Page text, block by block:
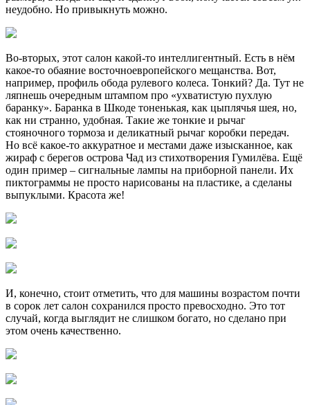
неудобно. Но привыкнуть можно.
Во-вторых, этот салон какой-то интеллигентный. Есть в нём
какое-то обаяние восточноевропейского мещанства. Вот,
например, профиль обода рулевого колеса. Тонкий? Да. Тут не
ляпнешь очередным штампом про «ухватистую пухлую
баранку». Баранка в Шкоде тоненькая, как цыплячья шея, но,
как ни странно, удобная. Такие же тонкие и рычаг
стояночного тормоза и деликатный рычаг коробки передач.
Но всё какое-то аккуратное и местами даже изысканное, как
жираф с берегов острова Чад из стихотворения Гумилёва. Ещё
один пример – сигнальные лампы на приборной панели. Их
пиктограммы не просто нарисованы на пластике, а сделаны
выпуклыми. Красота же!
И, конечно, стоит отметить, что для машины возрастом почти
в сорок лет салон сохранился просто превосходно. Это тот
случай, когда выглядит не слишком богато, но сделано при
этом очень качественно.